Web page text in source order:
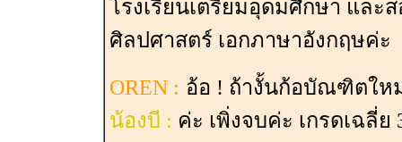
โรงเรียนเตรียมอุดมศึกษา แล
ศิลปศาสตร์ เอกภาษาอังกฤษค่ะ
OREN : อ้อ ! ถ้างั้นก้อบัณฑิตให
น้องบี : ค่ะ เพิ่งจบค่ะ เกรดเฉลี่ย